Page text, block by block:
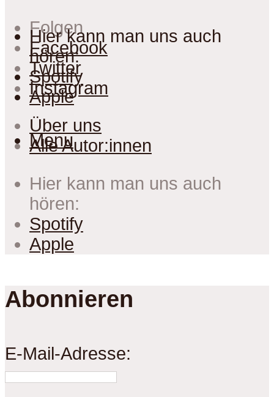
Hier kann man uns auch
hören:
Spotify
Apple
Menu
Folgen
Facebook
Twitter
Instagram
Über uns
Alle Autor:innen
Hier kann man uns auch
hören:
Spotify
Apple
Abonnieren
E-Mail-Adresse: